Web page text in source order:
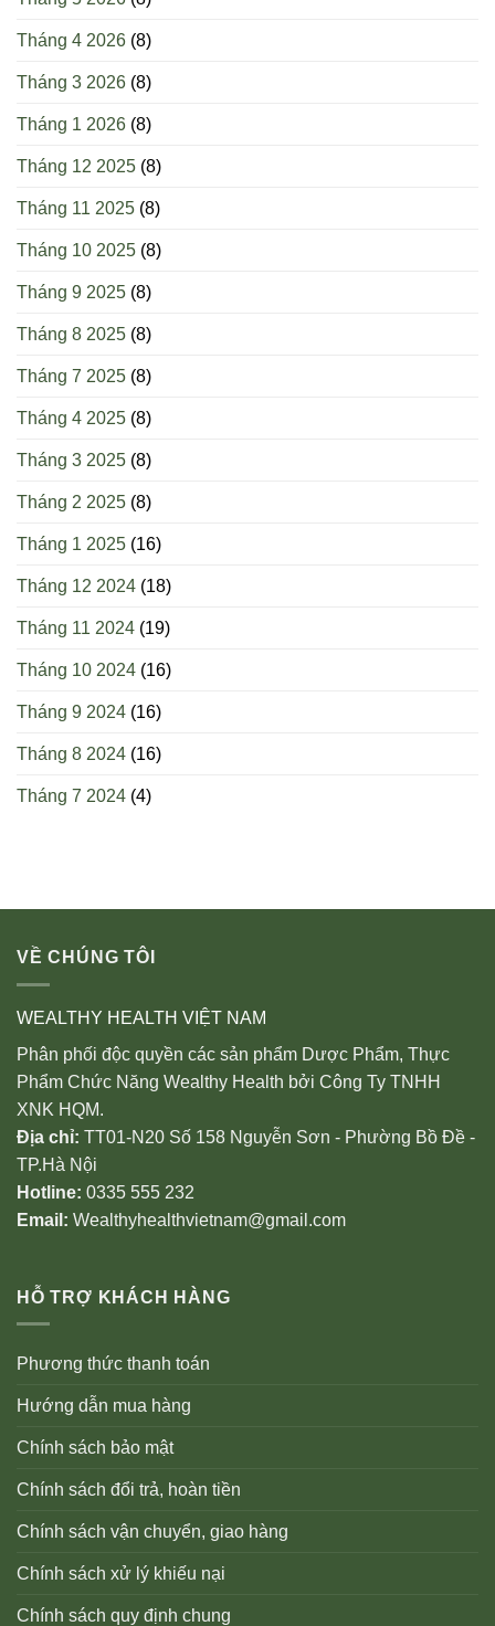
Tháng 4 2026 (8)
Tháng 3 2026 (8)
Tháng 1 2026 (8)
Tháng 12 2025 (8)
Tháng 11 2025 (8)
Tháng 10 2025 (8)
Tháng 9 2025 (8)
Tháng 8 2025 (8)
Tháng 7 2025 (8)
Tháng 4 2025 (8)
Tháng 3 2025 (8)
Tháng 2 2025 (8)
Tháng 1 2025 (16)
Tháng 12 2024 (18)
Tháng 11 2024 (19)
Tháng 10 2024 (16)
Tháng 9 2024 (16)
Tháng 8 2024 (16)
Tháng 7 2024 (4)
VỀ CHÚNG TÔI
WEALTHY HEALTH VIỆT NAM
Phân phối độc quyền các sản phẩm Dược Phẩm, Thực
Phẩm Chức Năng Wealthy Health bởi Công Ty TNHH
XNK HQM.
Địa chỉ: TT01-N20 Số 158 Nguyễn Sơn - Phường Bồ Đề -
TP.Hà Nội
Hotline: 0335 555 232
Email: Wealthyhealthvietnam@gmail.com
HỖ TRỢ KHÁCH HÀNG
Phương thức thanh toán
Hướng dẫn mua hàng
Chính sách bảo mật
Chính sách đổi trả, hoàn tiền
Chính sách vận chuyển, giao hàng
Chính sách xử lý khiếu nại
Chính sách quy định chung